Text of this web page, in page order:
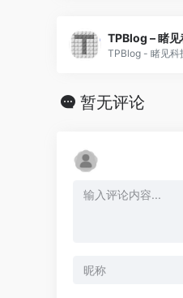
TPBlog – 睹
TPBlog - 睹见科
暂无评论